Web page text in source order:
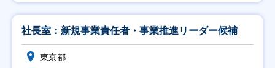
社長室：新規事業責任者・事業推進リーダー候補
東京都